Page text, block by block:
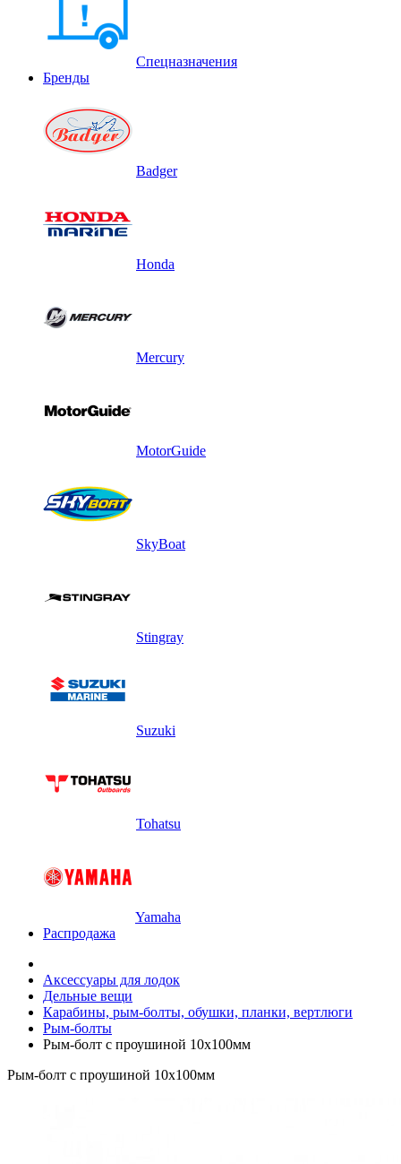
Спецназначения
Бренды
Badger
Honda
Mercury
MotorGuide
SkyBoat
Stingray
Suzuki
Tohatsu
Yamaha
Распродажа
Аксессуары для лодок
Дельные вещи
Карабины, рым-болты, обушки, планки, вертлюги
Рым-болты
Рым-болт с проушиной 10х100мм
Рым-болт с проушиной 10х100мм